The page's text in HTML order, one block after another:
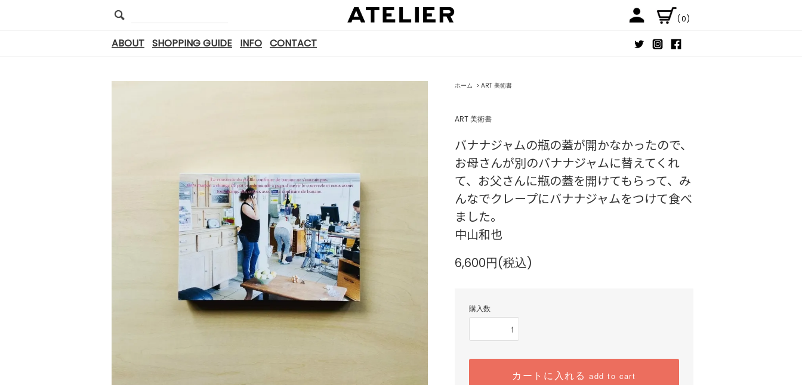
(0)
ABOUT SHOPPING GUIDE INFO CONTACT
ホーム > ART 美術書
ART 美術書
バナナジャムの瓶の蓋が開かなかったので、
お母さんが別のバナナジャムに替えてくれ
て、お父さんに瓶の蓋を開けてもらって、み
んなでクレープにバナナジャムをつけて食べ
ました。
中山和也
6,600円(税込)
購入数
カートに入れるadd to cart